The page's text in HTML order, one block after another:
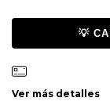
💡
Ver más detalles